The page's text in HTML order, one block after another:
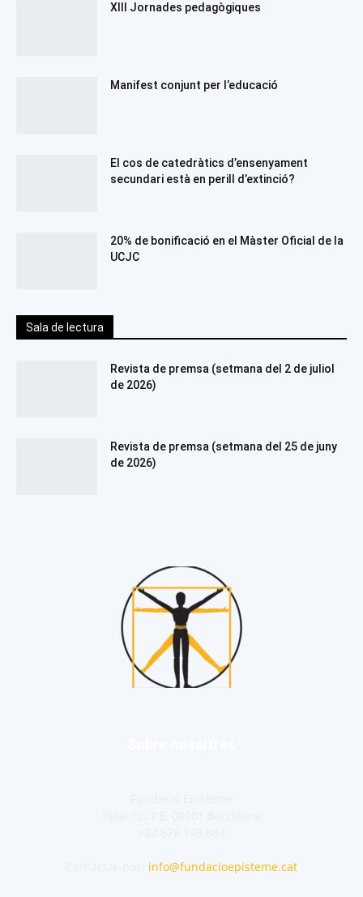
XIII Jornades pedagògiques
Manifest conjunt per l’educació
El cos de catedràtics d’ensenyament
secundari està en perill d’extinció?
20% de bonificació en el Màster Oficial de la
UCJC
Sala de lectura
Revista de premsa (setmana del 2 de juliol
de 2026)
Revista de premsa (setmana del 25 de juny
de 2026)
info@fundacioepisteme.cat